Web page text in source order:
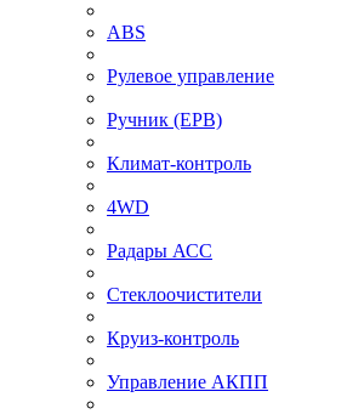
ABS
Рулевое управление
⁠Ручник (EPB)
Климат-контроль
4WD
Радары АСС
Стеклоочистители
Круиз-контроль
Управление АКПП